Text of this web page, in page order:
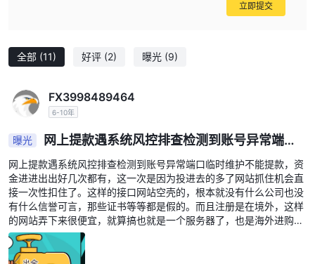
全部 (11) 好评 (2) 曝光 (9)
FX3998489464
6-10年
曝光
网上提款遇系统风控排查检测到账号异常端口
临时维护不能提款
网上提款遇系统风控排查检测到账号异常端口临时维护不能提款，资
金进进出出好几次都有，这一次是因为投进去的多了网站抓住机会直
接一次性扣住了。这样的接口网站空壳的，根本就没有什么公司也没
有什么信誉可言，那些证书等等都是假的。而且注册是在境外，这样
的网站弄下来很便宜，就算搞也就是一个服务器了，也是海外进购根
本就不是国内的。像这样网站就能做到国家公安机构查不到所以才这
么大胆的黑人。
立即提交